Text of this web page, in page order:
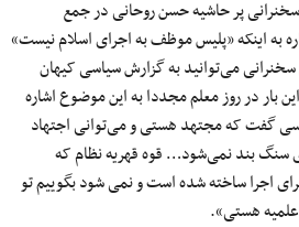
۱۰ روز بعد از سخنرانی پر حاشیه حسن روحانی در جمع
به اینکه «پلیس موظف به اجرای اسلام نیست»
سخنرانی می‌توانید به گزارش سیاسی کیهان
او این بار در روز معلم مجددا به این موضوع اشاره
گفت که مجتهد هستی و می‌توانی اجتهاد
بند نمی‌شود… قوه قهریه نظام که
اجرا ساخته شده است و نمی شود بگوییم تو
علمیه هستی».